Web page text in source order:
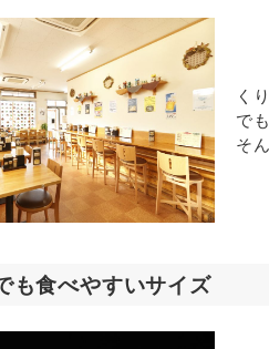
く
で
そ
も食べやすいサイズ